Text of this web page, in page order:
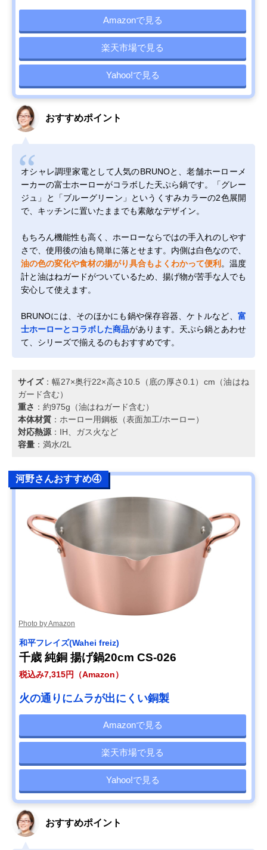
Amazonで見る
楽天市場で見る
Yahoo!で見る
おすすめポイント
オシャレ調理家電として人気のBRUNOと、老舗ホーローメ
ーカーの富士ホーローがコラボした天ぷら鍋です。「グレー
ジュ」と「ブルーグリーン」というくすみカラーの2色展開
で、キッチンに置いたままでも素敵なデザイン。
もちろん機能性も高く、ホーローならではの手入れのしやす
さで、使用後の油も簡単に落とせます。内側は白色なので、
油の色の変化や食材の揚がり具合もよくわかって便利 。温度
計と油はねガードがついているため、揚げ物が苦手な人でも
安心して使えます。
BRUNOには、そのほかにも鍋や保存容器、ケトルなど、 富
士ホーローとコラボした商品があります。天ぷら鍋とあわせ
て、シリーズで揃えるのもおすすめです。
サイズ：幅27×奥行22×高さ10.5（底の厚さ0.1）cm（油はね
ガード含む）
重さ ：約975g（油はねガード含む）
本体材質 ：ホーロー用鋼板（表面加工/ホーロー）
対応熱源 ：IH、ガス火など
容量 ：満水/2L
河野さんおすすめ④
Photo by Amazon
和平フレイズ(Wahei freiz)
千歳 純銅 揚げ鍋20cm CS-026
税込み7,315円（Amazon）
火の通りにムラが出にくい銅製
Amazonで見る
楽天市場で見る
Yahoo!で見る
おすすめポイント